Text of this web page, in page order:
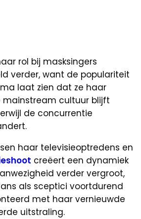
rol bij masksingers
verder, want de populariteit
laat zien dat ze haar
mainstream cultuur blijft
de concurrentie
haar televisieoptredens en
creëert een dynamiek
verder vergroot,
als sceptici voortdurend
met haar vernieuwde
uitstraling.